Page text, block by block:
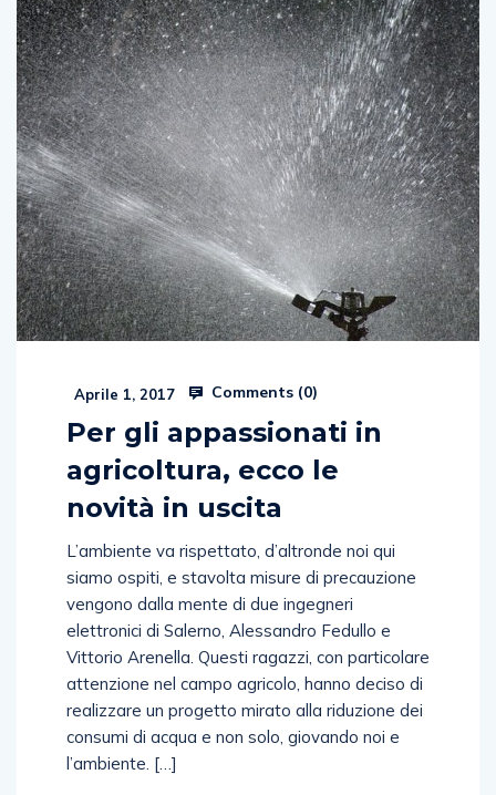
Aprile 1, 2017 Comments (0)
Per gli appassionati in
agricoltura, ecco le
novità in uscita
L’ambiente va rispettato, d’altronde noi qui
siamo ospiti, e stavolta misure di precauzione
vengono dalla mente di due ingegneri
elettronici di Salerno, Alessandro Fedullo e
Vittorio Arenella. Questi ragazzi, con particolare
attenzione nel campo agricolo, hanno deciso di
realizzare un progetto mirato alla riduzione dei
consumi di acqua e non solo, giovando noi e
l’ambiente. […]